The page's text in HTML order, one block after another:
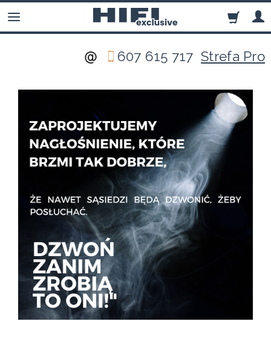
607 615 717Strefa Pro